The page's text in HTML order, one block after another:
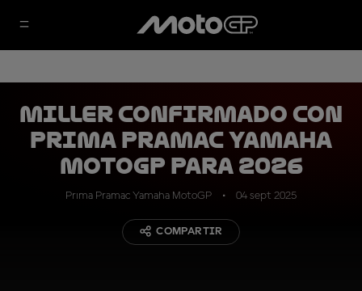
Miller confirmado con
Prima Pramac Yamaha
MotoGP para 2026
Prima Pramac Yamaha MotoGP 04 sept 2025
COMPARTIR